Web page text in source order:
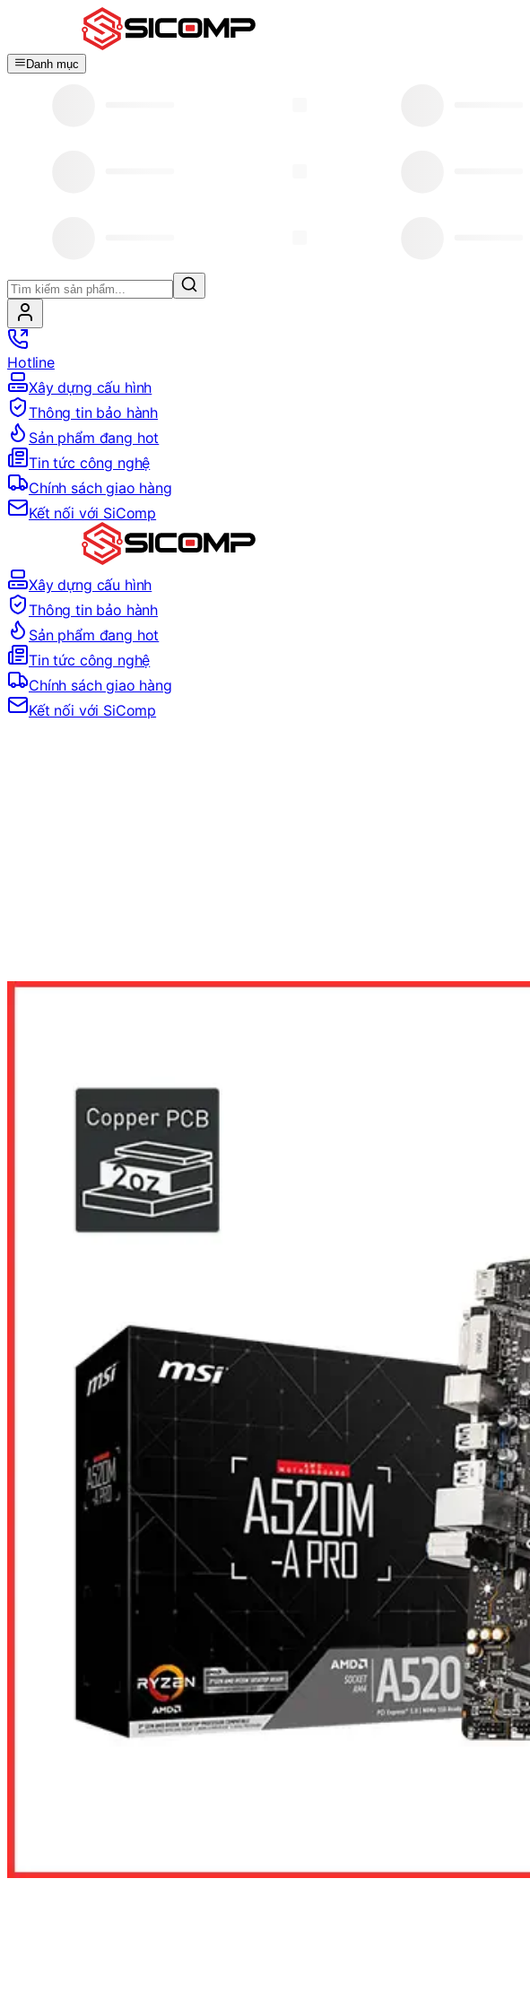
Danh mục
Hotline
Xây dựng cấu hình
Thông tin bảo hành
Sản phẩm đang hot
Tin tức công nghệ
Chính sách giao hàng
Kết nối với SiComp
Xây dựng cấu hình
Thông tin bảo hành
Sản phẩm đang hot
Tin tức công nghệ
Chính sách giao hàng
Kết nối với SiComp